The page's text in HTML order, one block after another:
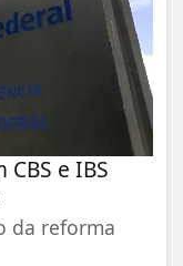
e IBS
da reforma